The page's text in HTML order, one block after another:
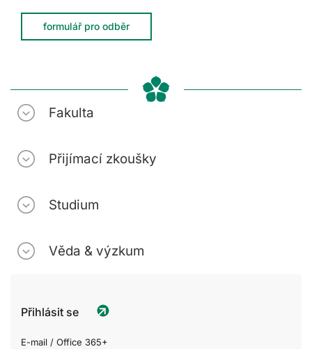
formulář pro odběr
Fakulta
Přijímací zkoušky
Studium
Věda & výzkum
Přihlásit se
E-mail / Office 365+